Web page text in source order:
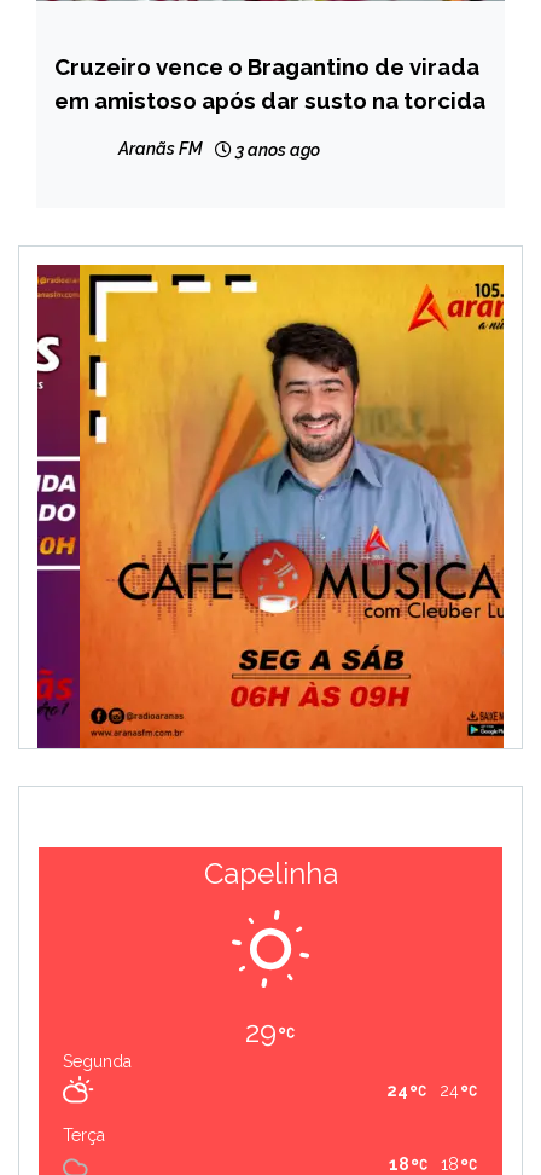
ESPORTES
Cruzeiro vence o Bragantino de virada
em amistoso após dar susto na torcida
Aranãs FM 3 anos ago
Capelinha
29
Segunda
24
24
Terça
18
18